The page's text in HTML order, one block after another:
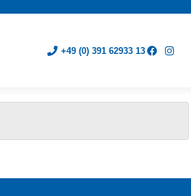
+49 (0) 391 62933 13